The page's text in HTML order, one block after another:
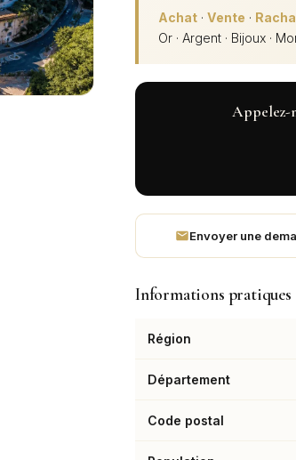
Achat · Vente ·
Or · Argent · Bijoux ·
Appelez-
Envoyer une
Informations pratiques
Région
Département
Code postal